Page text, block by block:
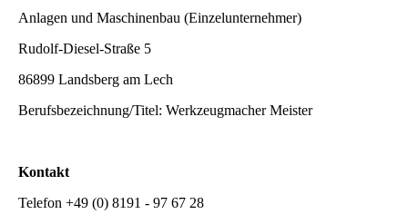
Anlagen und Maschinenbau (Einzelunternehmer)
Rudolf-Diesel-Straße 5
86899 Landsberg am Lech
Berufsbezeichnung/Titel: Werkzeugmacher Meister
Kontakt
Telefon +49 (0) 8191 - 97 67 28